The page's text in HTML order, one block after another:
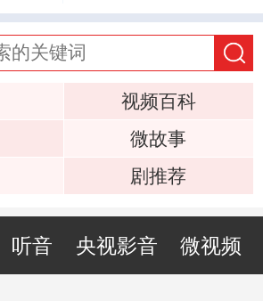
视频百科
微故事
剧推荐
听音 央视影音 微视频